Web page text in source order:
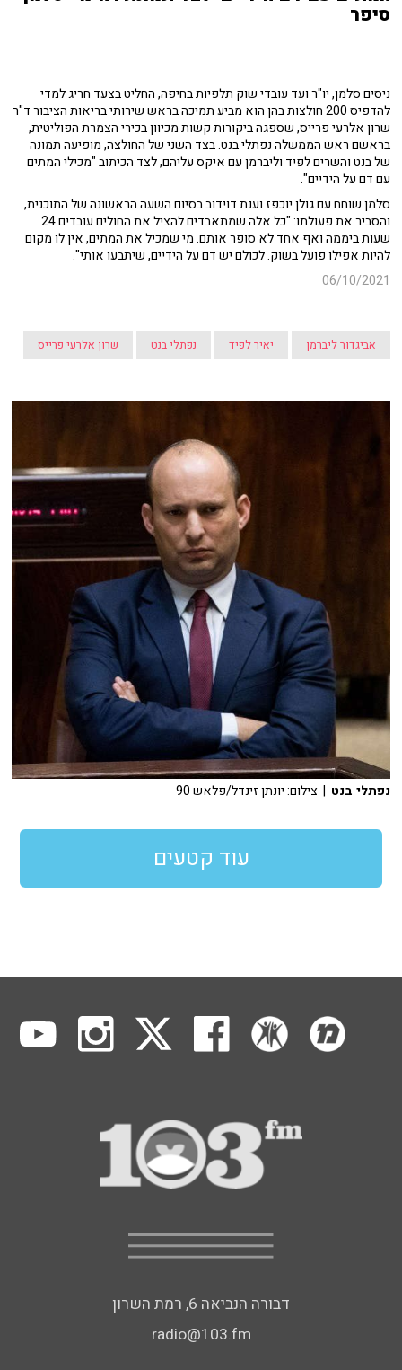
סיפר
ניסים סלמן, יו"ר ועד עובדי שוק תלפיות בחיפה, החליט בצעד חריג למדי
להדפיס 200 חולצות בהן הוא מביע תמיכה בראש שירותי בריאות הציבור ד"ר
שרון אלרעי פרייס, שספגה ביקורות קשות מכיוון בכירי הצמרת הפוליטית,
בראשם ראש הממשלה נפתלי בנט. בצד השני של החולצה, מופיעה תמונה
של בנט והשרים לפיד וליברמן עם איקס עליהם, לצד הכיתוב "מכילי המתים
עם דם על הידיים".
סלמן שוחח עם גולן יוכפז וענת דוידוב בסיום השעה הראשונה של התוכנית,
והסביר את פעולתו: "כל אלה שמתאבדים להציל את החולים עובדים 24
שעות ביממה ואף אחד לא סופר אותם. מי שמכיל את המתים, אין לו מקום
להיות אפילו פועל בשוק. לכולם יש דם על הידיים, שיתבעו אותי".
06/10/2021
אביגדור ליברמן יאיר לפיד נפתלי בנט שרון אלרעי פרייס
נפתלי בנט | צילום: יונתן זינדל/פלאש 90
עוד קטעים
דבורה הנביאה 6, רמת השרון
radio@103.fm